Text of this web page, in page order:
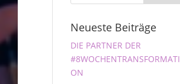
Neueste Beiträge
DIE PARTNER DER
#8WOCHENTRANSFORMATI
ON